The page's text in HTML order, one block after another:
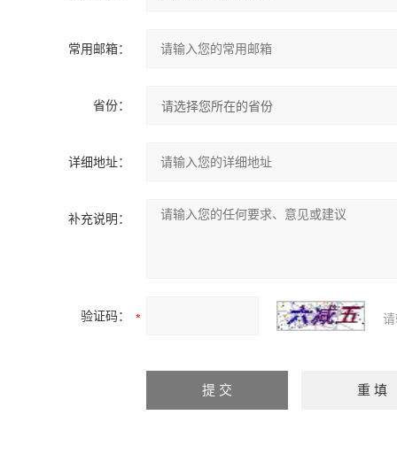
常用邮箱：
省份：
详细地址：
补充说明：
验证码：